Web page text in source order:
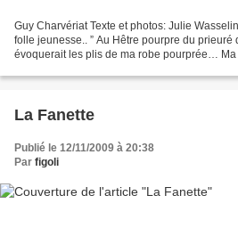
Guy Charvériat Texte et photos: Julie
folle jeunesse.. ” Au Hêtre pourpre du prieuré
évoquerait les plis de ma robe pourprée… Ma
La Fanette
Publié le 12/11/2009 à 20:38
Par figoli